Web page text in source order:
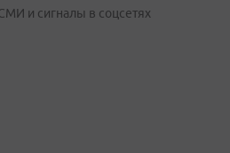
и сигналы в соцсетях